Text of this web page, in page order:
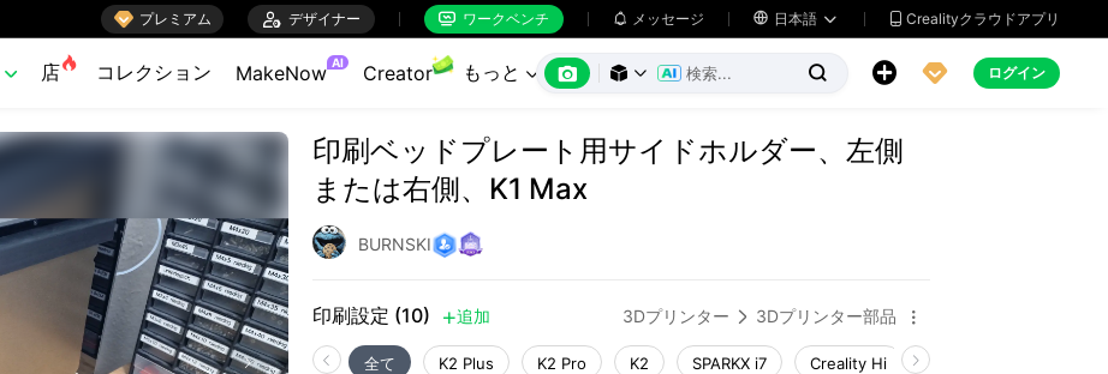
 プレミアム  デザイナー  ワークベンチ  メッセージ  日本語   Crealityクラウドアプリ
 店 コレクション MakeNow AI Creator もっと        ログイン
印刷ベッドプレート用サイドホルダー、左側
または右側、K1 Max
BURNSKI
印刷設定 (10) 追加 3Dプリンター  3Dプリンター部品 
全て K2 Plus K2 Pro K2 SPARKX i7 Creality Hi